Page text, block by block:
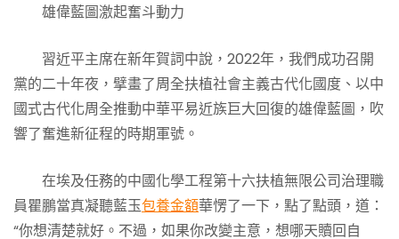
雄偉藍圖激起奮斗動力
習近平主席在新年賀詞中說，2022年，我們成功召開
黨的二十年夜，擘畫了周全扶植社會主義古代化國度、以中
國式古代化周全推動中華平易近族巨大回復的雄偉藍圖，吹
響了奮進新征程的時期軍號。
在埃及任務的中國化學工程第十六扶植無限公司治理職
員瞿鵬當真凝聽藍玉包養金額華愣了一下，點了點頭，道：
“你想清楚就好。不過，如果你改變主意，想哪天贖回自